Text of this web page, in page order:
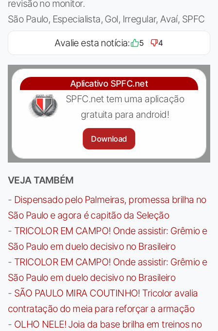
revisão no monitor.
São Paulo, Especialista, Gol, Irregular, Avaí, SPFC
Avalie esta notícia: 5 4
Aplicativo SPFC.net
SPFC.net tem uma aplicação
gratuita para android!
Download
VEJA TAMBÉM
- Dispensado pelo Palmeiras, promessa brilha no
São Paulo e agora é capitão da Seleção
- TRICOLOR EM CAMPO! Onde assistir: Grêmio e
São Paulo em duelo decisivo no Brasileiro
- TRICOLOR EM CAMPO! Onde assistir: Grêmio e
São Paulo em duelo decisivo no Brasileiro
- SÃO PAULO MIRA COUTINHO! Tricolor avalia
contratação do meia para reforçar a armação
- OLHO NELE! Joia da base brilha em treinos no